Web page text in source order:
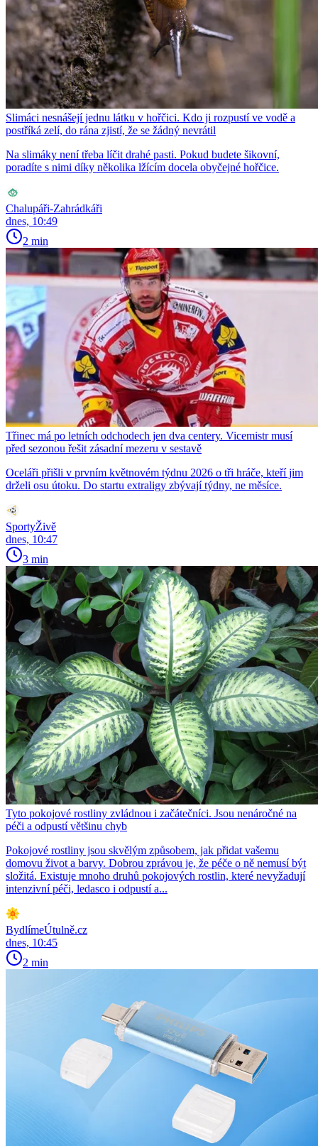
Slimáci nesnášejí jednu látku v hořčici. Kdo ji rozpustí ve vodě a
postříká zelí, do rána zjistí, že se žádný nevrátil
Na slimáky není třeba líčit drahé pasti. Pokud budete šikovní,
poradíte s nimi díky několika lžícím docela obyčejné hořčice.
Chalupáři-Zahrádkáři
dnes, 10:49
2 min
Třinec má po letních odchodech jen dva centery. Vicemistr musí
před sezonou řešit zásadní mezeru v sestavě
Oceláři přišli v prvním květnovém týdnu 2026 o tři hráče, kteří jim
drželi osu útoku. Do startu extraligy zbývají týdny, ne měsíce.
SportyŽivě
dnes, 10:47
3 min
Tyto pokojové rostliny zvládnou i začátečníci. Jsou nenáročné na
péči a odpustí většinu chyb
Pokojové rostliny jsou skvělým způsobem, jak přidat vašemu
domovu život a barvy. Dobrou zprávou je, že péče o ně nemusí být
složitá. Existuje mnoho druhů pokojových rostlin, které nevyžadují
intenzivní péči, ledasco i odpustí a...
BydlímeÚtulně.cz
dnes, 10:45
2 min